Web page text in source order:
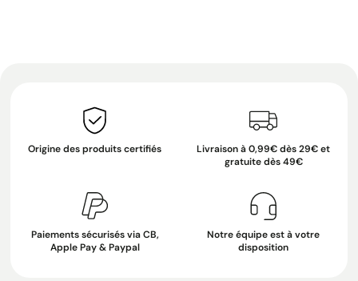
Origine des produits certifiés
Livraison à 0,99€ dès 29€ et
gratuite dès 49€
Paiements sécurisés via CB,
Apple Pay & Paypal
Notre équipe est à votre
disposition